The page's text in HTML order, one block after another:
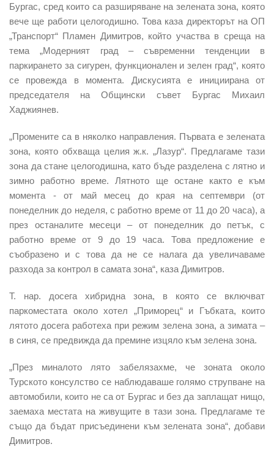
Бургас, сред които са разширяване на зелената зона, която
вече ще работи целогодишно. Това каза директорът на ОП
„Транспорт“ Пламен Димитров, който участва в среща на
тема „Модерният град – съвременни тенденции в
паркирането за сигурен, функционален и зелен град“, която
се провежда в момента. Дискусията е инициирана от
председателя на Общински съвет Бургас Михаил
Хаджиянев.
„Промените са в няколко направления. Първата е зелената
зона, която обхваща целия ж.к. „Лазур“. Предлагаме тази
зона да стане целогодишна, като бъде разделена с лятно и
зимно работно време. Лятното ще остане както е към
момента - от май месец до края на септември (от
понеделник до неделя, с работно време от 11 до 20 часа), а
през останалите месеци – от понеделник до петък, с
работно време от 9 до 19 часа. Това предложение е
съобразено и с това да не се налага да увеличаваме
разхода за контрол в самата зона“, каза Димитров.
Т. нар. досега хибридна зона, в която се включват
паркоместата около хотел „Приморец“ и Гъбката, които
лятото досега работеха при режим зелена зона, а зимата –
в синя, се предвижда да премине изцяло към зелена зона.
„През миналото лято забелязахме, че зоната около
Турското консулство се наблюдаваше голямо струпване на
автомобили, които не са от Бургас и без да заплащат нищо,
заемаха местата на живущите в тази зона. Предлагаме те
също да бъдат присъединени към зелената зона“, добави
Димитров.